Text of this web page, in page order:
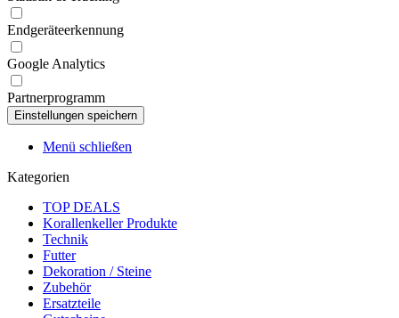
Endgeräteerkennung
Google Analytics
Partnerprogramm
Menü schließen
Kategorien
TOP DEALS
Korallenkeller Produkte
Technik
Futter
Dekoration / Steine
Zubehör
Ersatzteile